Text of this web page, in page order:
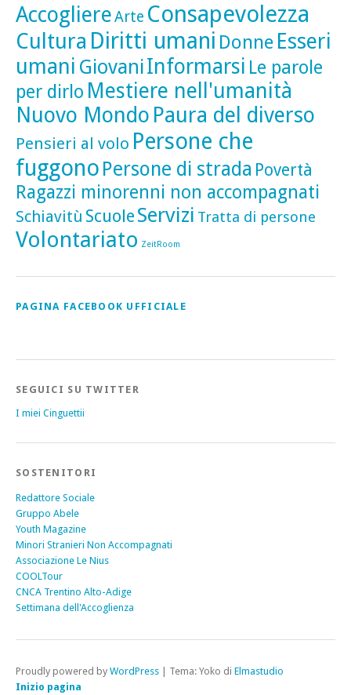
AccogliereArte Consapevolezza
Cultura Diritti umani Donne Esseri
umani GiovaniInformarsi Le parole
per dirlo Mestiere nell'umanità
Nuovo Mondo Paura del diverso
Pensieri al volo Persone che
fuggono Persone di strada Povertà
Ragazzi minorenni non accompagnati
Schiavitù ScuoleServizi Tratta di persone
Volontariato ZeitRoom
PAGINA FACEBOOK UFFICIALE
SEGUICI SU TWITTER
I miei Cinguettii
SOSTENITORI
Redattore Sociale
Gruppo Abele
Youth Magazine
Minori Stranieri Non Accompagnati
Associazione Le Nius
COOLTour
CNCA Trentino Alto-Adige
Settimana dell'Accoglienza
Proudly powered by WordPress Tema: Yoko di Elmastudio
Inizio pagina